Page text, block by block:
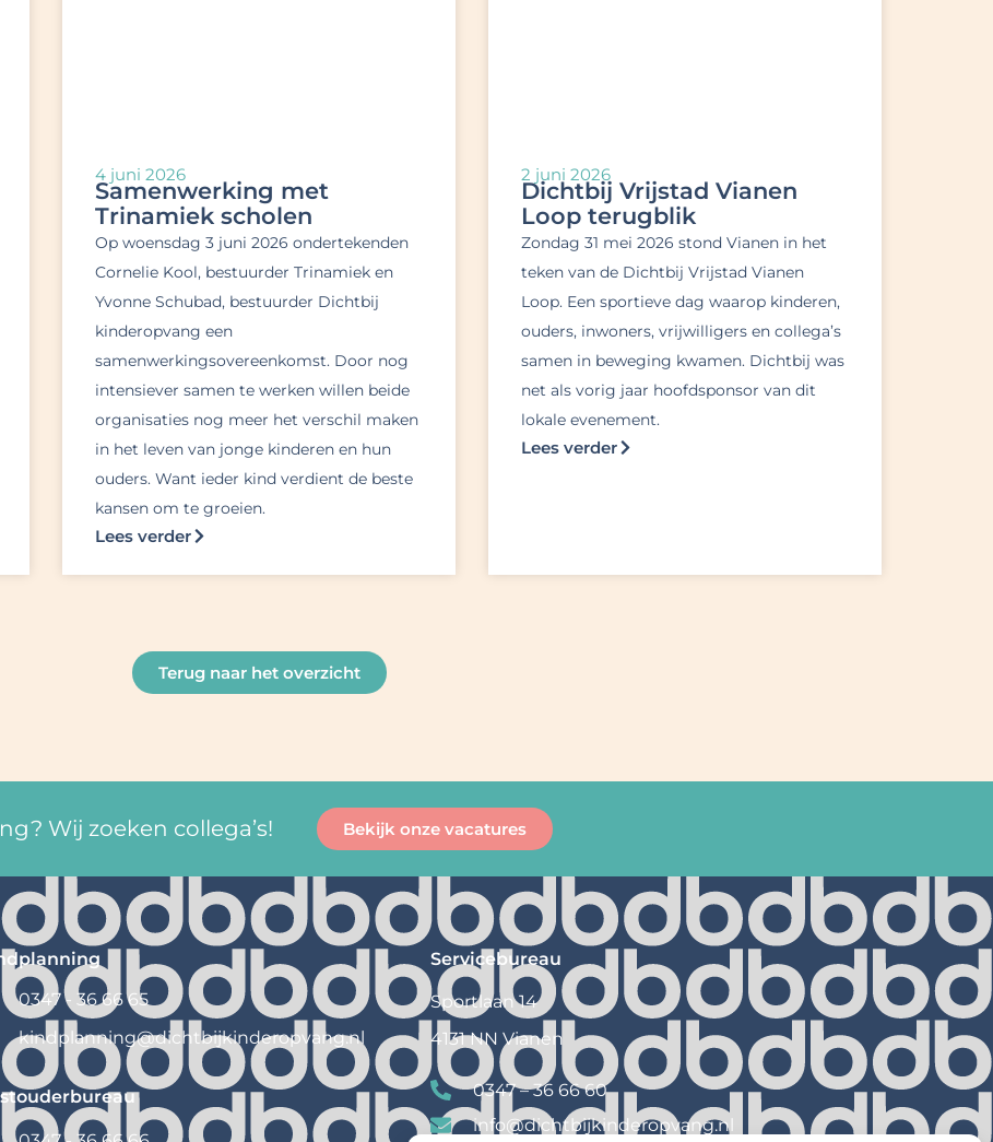
4 juni 2026
Samenwerking met
Trinamiek scholen
Op woensdag 3 juni 2026 ondertekenden
Cornelie Kool, bestuurder Trinamiek en
Yvonne Schubad, bestuurder Dichtbij
kinderopvang een
samenwerkingsovereenkomst. Door nog
intensiever samen te werken willen beide
organisaties nog meer het verschil maken
in het leven van jonge kinderen en hun
ouders. Want ieder kind verdient de beste
kansen om te groeien.
Lees verder
2 juni 2026
Dichtbij Vrijstad Vianen
Loop terugblik
Zondag 31 mei 2026 stond Vianen in het
teken van de Dichtbij Vrijstad Vianen
Loop. Een sportieve dag waarop kinderen,
ouders, inwoners, vrijwilligers en collega’s
samen in beweging kwamen. Dichtbij was
net als vorig jaar hoofdsponsor van dit
lokale evenement.
Lees verder
Terug naar het overzicht
Wij zoeken collega’s! Bekijk onze vacatures
0347 - 36 66 65
kindplanning@dichtbijkinderopvang.nl
Servicebureau
Sportlaan 14
4131 NN Vianen
0347 – 36 66 60
info@dichtbijkinderopvang.nl